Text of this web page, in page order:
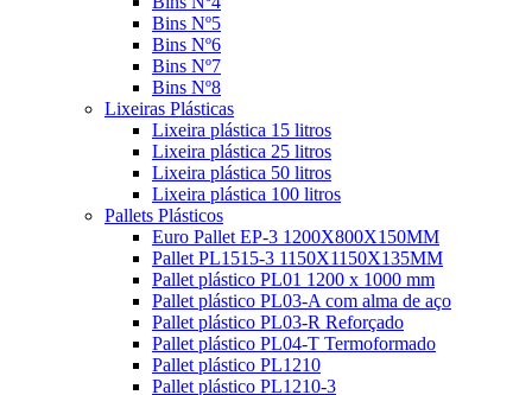
Bins Nº5
Bins Nº6
Bins Nº7
Bins Nº8
Lixeiras Plásticas
Lixeira plástica 15 litros
Lixeira plástica 25 litros
Lixeira plástica 50 litros
Lixeira plástica 100 litros
Pallets Plásticos
Euro Pallet EP-3 1200X800X150MM
Pallet PL1515-3 1150X1150X135MM
Pallet plástico PL01 1200 x 1000 mm
Pallet plástico PL03-A com alma de aço
Pallet plástico PL03-R Reforçado
Pallet plástico PL04-T Termoformado
Pallet plástico PL1210
Pallet plástico PL1210-3